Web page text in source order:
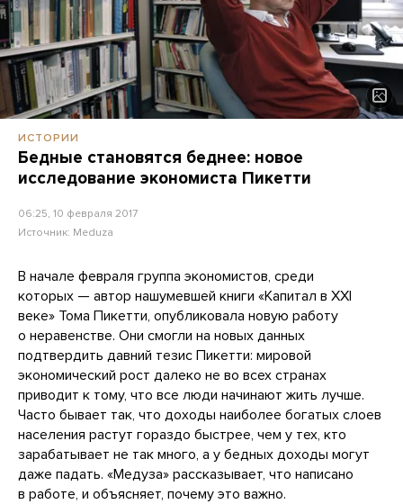
ИСТОРИИ
Бедные становятся беднее: новое
исследование экономиста Пикетти
06:25, 10 февраля 2017
Источник: Meduza
В начале февраля группа экономистов, среди
которых — автор нашумевшей книги «Капитал в XXI
веке» Тома Пикетти, опубликовала новую работу
о неравенстве. Они смогли на новых данных
подтвердить давний тезис Пикетти: мировой
экономический рост далеко не во всех странах
приводит к тому, что все люди начинают жить лучше.
Часто бывает так, что доходы наиболее богатых слоев
населения растут гораздо быстрее, чем у тех, кто
зарабатывает не так много, а у бедных доходы могут
даже падать. «Медуза» рассказывает, что написано
в работе, и объясняет, почему это важно.